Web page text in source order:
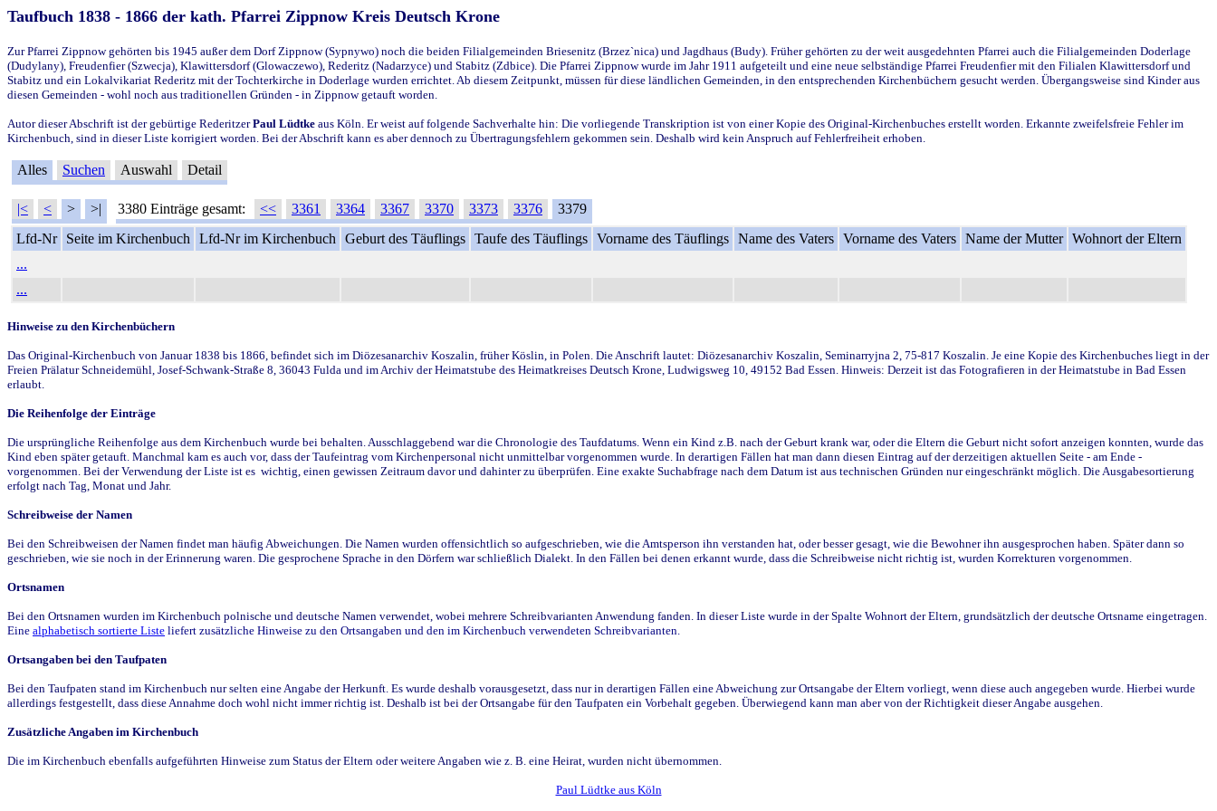
Taufbuch 1838 - 1866 der kath. Pfarrei Zippnow Kreis Deutsch Krone
Zur Pfarrei Zippnow gehörten bis 1945 außer dem Dorf Zippnow (Sypnywo) noch die beiden Filialgemeinden Briesenitz (Brzez`nica) und Jagdhaus (Budy). Früher gehörten zu der weit ausgedehnten Pfarrei auch die Filialgemeinden Doderlage
(Dudylany), Freudenfier (Szwecja), Klawittersdorf (Glowaczewo), Rederitz (Nadarzyce) und Stabitz (Zdbice). Die Pfarrei Zippnow wurde im Jahr 1911 aufgeteilt und eine neue selbständige Pfarrei Freudenfier mit den Filialen Klawittersdorf und
Stabitz und ein Lokalvikariat Rederitz mit der Tochterkirche in Doderlage wurden errichtet. Ab diesem Zeitpunkt, müssen für diese ländlichen Gemeinden, in den entsprechenden Kirchenbüchern gesucht werden. Übergangsweise sind Kinder aus
diesen Gemeinden - wohl noch aus traditionellen Gründen - in Zippnow getauft worden.
Autor dieser Abschrift ist der gebürtige RederitzerPaul Lüdtke aus Köln. Er weist auf folgende Sachverhalte hin: Die vorliegende Transkription ist von einer Kopie des Original-Kirchenbuches erstellt worden. Erkannte zweifelsfreie Fehler im
Kirchenbuch, sind in dieser Liste korrigiert worden. Bei der Abschrift kann es aber dennoch zu Übertragungsfehlern gekommen sein. Deshalb wird kein Anspruch auf Fehlerfreiheit erhoben.
Alles Suchen Auswahl Detail
|< < > >| 3380 Einträge gesamt: << 3361 3364 3367 3370 3373 3376
3379
Lfd-Nr
Seite im Kirchenbuch Lfd-Nr im Kirchenbuch Geburt des Täuflings Taufe des Täuflings Vorname des Täuflings Name des Vaters Vorname des Vaters Name der Mutter Wohnort der Eltern
...
...
Hinweise zu den Kirchenbüchern
Das Original-Kirchenbuch von Januar 1838 bis 1866, befindet sich im Diözesanarchiv Koszalin, früher Köslin, in Polen. Die Anschrift lautet: Diözesanarchiv Koszalin, Seminarryjna 2, 75-817 Koszalin. Je eine Kopie des Kirchenbuches liegt in der
Freien Prälatur Schneidemühl, Josef-Schwank-Straße 8, 36043 Fulda und im Archiv der Heimatstube des Heimatkreises Deutsch Krone, Ludwigsweg 10, 49152 Bad Essen. Hinweis: Derzeit ist das Fotografieren in der Heimatstube in Bad Essen
erlaubt.
Die Reihenfolge der Einträge
Die ursprüngliche Reihenfolge aus dem Kirchenbuch wurde bei behalten. Ausschlaggebend war die Chronologie des Taufdatums. Wenn ein Kind z.B. nach der Geburt krank war, oder die Eltern die Geburt nicht sofort anzeigen konnten, wurde das
Kind eben später getauft. Manchmal kam es auch vor, dass der Taufeintrag vom Kirchenpersonal nicht unmittelbar vorgenommen wurde. In derartigen Fällen hat man dann diesen Eintrag auf der derzeitigen aktuellen Seite - am Ende -
vorgenommen. Bei der Verwendung der Liste ist es wichtig, einen gewissen Zeitraum davor und dahinter zu überprüfen. Eine exakte Suchabfrage nach dem Datum ist aus technischen Gründen nur eingeschränkt möglich. Die Ausgabesortierung
erfolgt nach Tag, Monat und Jahr.
Schreibweise der Namen
Bei den Schreibweisen der Namen findet man häufig Abweichungen. Die Namen wurden offensichtlich so aufgeschrieben, wie die Amtsperson ihn verstanden hat, oder besser gesagt, wie die Bewohner ihn ausgesprochen haben. Später dann so
geschrieben, wie sie noch in der Erinnerung waren. Die gesprochene Sprache in den Dörfern war schließlich Dialekt. In den Fällen bei denen erkannt wurde, dass die Schreibweise nicht richtig ist, wurden Korrekturen vorgenommen.
Ortsnamen
Bei den Ortsnamen wurden im Kirchenbuch polnische und deutsche Namen verwendet, wobei mehrere Schreibvarianten Anwendung fanden. In dieser Liste wurde in der Spalte Wohnort der Eltern, grundsätzlich der deutsche Ortsname eingetragen.
Eine alphabetisch sortierte Liste liefert zusätzliche Hinweise zu den Ortsangaben und den im Kirchenbuch verwendeten Schreibvarianten.
Ortsangaben bei den Taufpaten
Bei den Taufpaten stand im Kirchenbuch nur selten eine Angabe der Herkunft. Es wurde deshalb vorausgesetzt, dass nur in derartigen Fällen eine Abweichung zur Ortsangabe der Eltern vorliegt, wenn diese auch angegeben wurde. Hierbei wurde
allerdings festgestellt, dass diese Annahme doch wohl nicht immer richtig ist. Deshalb ist bei der Ortsangabe für den Taufpaten ein Vorbehalt gegeben. Überwiegend kann man aber von der Richtigkeit dieser Angabe ausgehen.
Zusätzliche Angaben im Kirchenbuch
Die im Kirchenbuch ebenfalls aufgeführten Hinweise zum Status der Eltern oder weitere Angaben wie z. B. eine Heirat, wurden nicht übernommen.
Paul Lüdtke aus Köln